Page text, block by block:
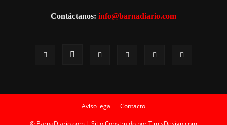
Contáctanos: info@barnadiario.com
Aviso legal Contacto